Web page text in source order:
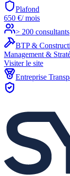
Plafond
650 €/ mois
> 200 consultants
BTP &
Management &
Visiter le site
Entreprise